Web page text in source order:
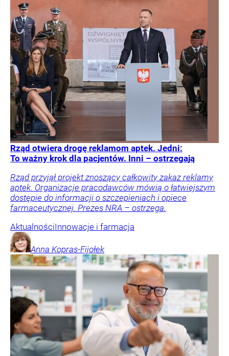
Rząd otwiera drogę reklamom aptek. Jedni:
To ważny krok dla pacjentów. Inni – ostrzegają
Rząd przyjął projekt znoszący całkowity zakaz reklamy
aptek. Organizacje pracodawców mówią o łatwiejszym
dostępie do informacji o szczepieniach i opiece
farmaceutycznej. Prezes NRA – ostrzega.
AktualnościInnowacje i farmacja
Anna Kopras-Fijołek